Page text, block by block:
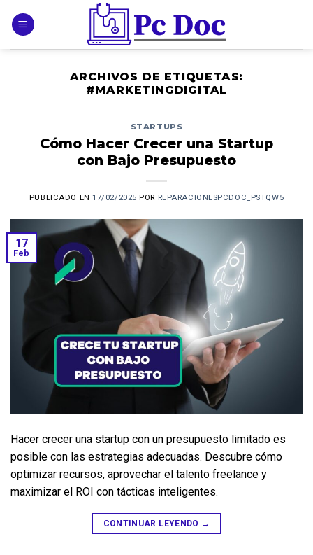
ARCHIVOS DE ETIQUETAS:
#MARKETINGDIGITAL
STARTUPS
Cómo Hacer Crecer una Startup
con Bajo Presupuesto
PUBLICADO EN17/02/2025 POR REPARACIONESPCDOC_PSTQW5
17
Feb
Hacer crecer una startup con un presupuesto limitado es
posible con las estrategias adecuadas. Descubre cómo
optimizar recursos, aprovechar el talento freelance y
maximizar el ROI con tácticas inteligentes.
CONTINUAR LEYENDO →